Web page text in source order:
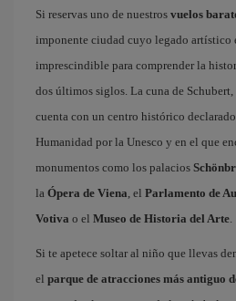
Si reservas uno de nuestros vuelos
imponente ciudad cuyo legado artístico
imprescindible para comprender la
dos últimos siglos. La cuna de
cuenta con un centro histórico
Humanidad por la Unesco y en el que
monumentos como los palacios
la Ópera de Viena, el Parlamento de
Votiva o el Museo de Historia del Arte.
Si te apetece soltar al niño que llevas
el parque de atracciones más antiguo